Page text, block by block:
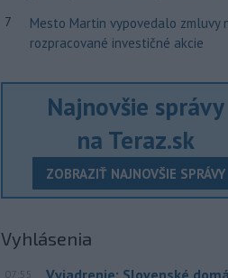
7
Mesto Martin vypovedalo zmluvy
rozpracované investičné akcie
Najnovšie správy
na Teraz.sk
ZOBRAZIŤ NAJNOVŠIE SPRÁVY
Vyhlásenia
07:55
Vyjadrenie: Slovenské